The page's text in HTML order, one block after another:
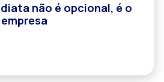
não é opcional, é o